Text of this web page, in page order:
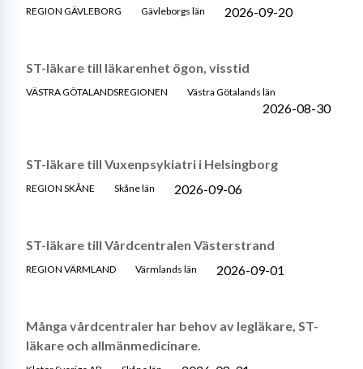
REGION GÄVLEBORG Gävleborgs län 2026-09-20
ST-läkare till läkarenhet ögon, visstid
VÄSTRA GÖTALANDSREGIONEN Västra Götalands län
2026-08-30
ST-läkare till Vuxenpsykiatri i Helsingborg
REGION SKÅNE Skåne län 2026-09-06
ST-läkare till Vårdcentralen Västerstrand
REGION VÄRMLAND Värmlands län 2026-09-01
Många vårdcentraler har behov av legläkare, ST-
läkare och allmänmedicinare.